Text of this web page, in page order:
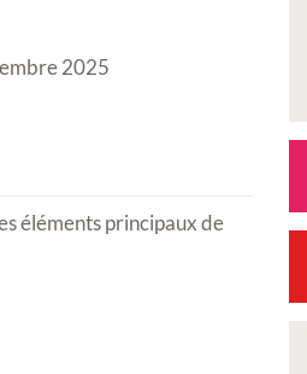
2025
éléments principaux de